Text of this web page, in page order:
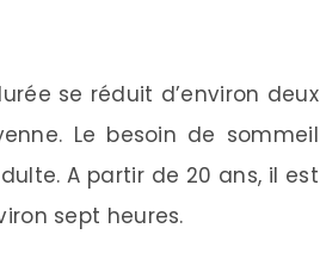
se réduit d’environ deux
Le besoin de sommeil
A partir de 20 ans, il est
sept heures.